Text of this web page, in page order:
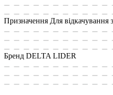
Призначення Для відкачування
Бренд DELTA LIDER